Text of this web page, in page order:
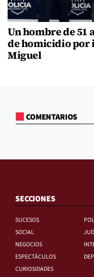
Un hombre de 51
de homicidio por
Miguel
COMENTARIOS
SECCIONES
SUCESOS
SOCIAL
NEGOCIOS
ESPECTÁCULOS
CURIOSIDADES